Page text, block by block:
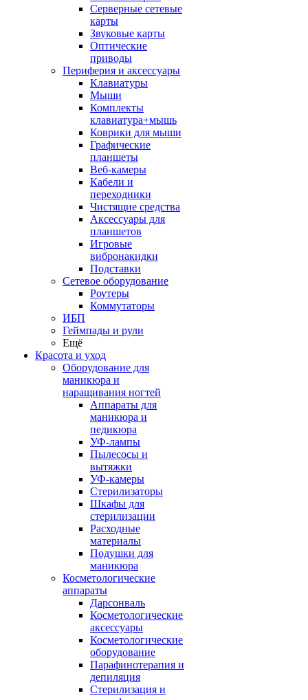
Серверные сетевые
карты
Звуковые карты
Оптические
приводы
Периферия и аксессуары
Клавиатуры
Мыши
Комплекты
клавиатура+мышь
Коврики для мыши
Графические
планшеты
Веб-камеры
Кабели и
переходники
Чистящие средства
Аксессуары для
планшетов
Игровые
вибронакидки
Подставки
Сетевое оборудование
Роутеры
Коммутаторы
ИБП
Геймпады и рули
Ещё
Красота и уход
Оборудование для
маникюра и
наращивания ногтей
Аппараты для
маникюра и
педикюра
УФ-лампы
Пылесосы и
вытяжки
УФ-камеры
Стерилизаторы
Шкафы для
стерилизации
Расходные
материалы
Подушки для
маникюра
Косметологические
аппараты
Дарсонваль
Косметологические
аксессуары
Косметологические
оборудование
Парафинотерапия и
депиляция
Стерилизация и